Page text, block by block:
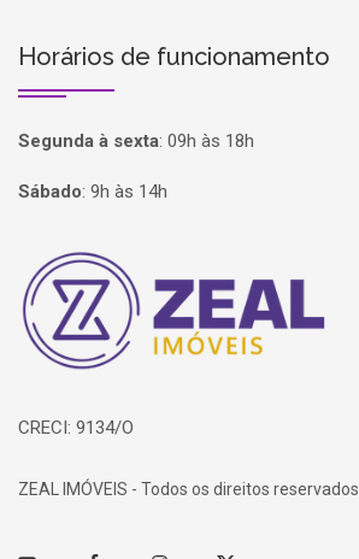
Horários de funcionamento
Segunda à sexta: 09h às 18h
Sábado: 9h às 14h
Página inicial
CRECI: 9134/O
ZEAL IMÓVEIS - Todos os direitos reservados.